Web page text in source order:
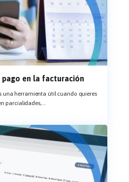
pago en la facturación
una herramienta útil cuando quieres
parcialidades,